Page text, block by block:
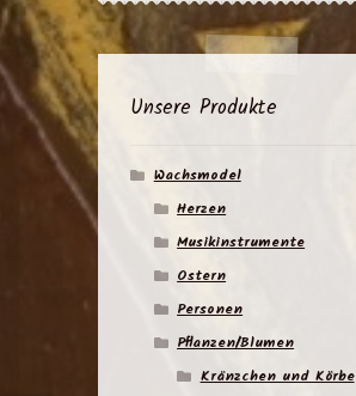
Unsere Produkte
Wachsmodel
Herzen
Musikinstrumente
Ostern
Personen
Pflanzen/Blumen
Kränzchen und Körbe